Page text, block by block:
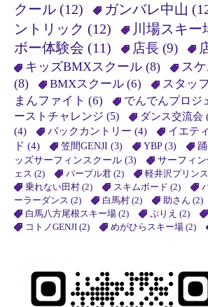
クール (12) ガンバレ中山
ントリック (12) 川場スキー
ボー体験会 (11) 店長 (9)
キッズBMXスクール (8)
ス
(8)
BMXスクール (6) スタッ
まんファイト (6) でんでんプロジ
ーストチャレンジ (5) ダンス交流会
(4)
バックカントリー (4) イエティ
ド (4) 笠間GENJI (3) YBP(3)
ッズサーフィンスクール (3) サーフィ
ェス (2) パープル君 (2) 軽井沢プリン
乗れない田村 (2) スキムボード (2)
ーラーダンス (2) 白馬村 (2) 助さん (2)
白馬八方尾根スキー場 (2) ぷりえ (2)
コトノGENJI (2) めがひらスキー場 (2)